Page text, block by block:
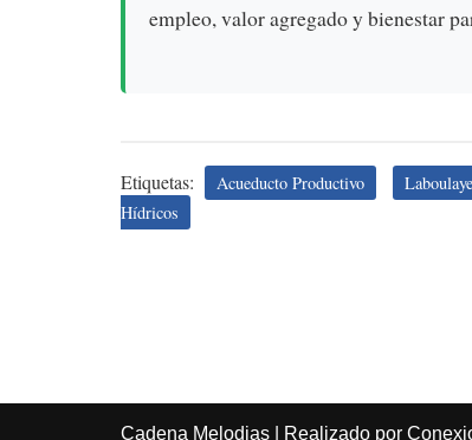
empleo, valor agregado y bienestar
Etiquetas: Acueducto Productivo Laboulaye
Hídricos
Cadena Melodias Realizado por